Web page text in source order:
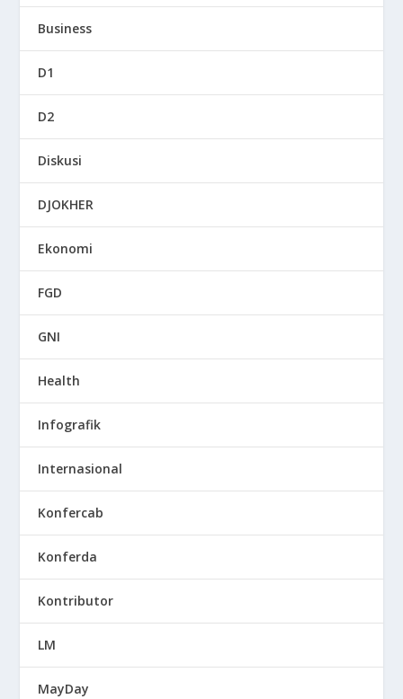
Business
D1
D2
Diskusi
DJOKHER
Ekonomi
FGD
GNI
Health
Infografik
Internasional
Konfercab
Konferda
Kontributor
LM
MayDay